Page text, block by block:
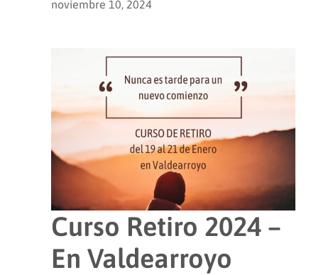
noviembre 10, 2024
Curso Retiro 2024 –
En Valdearroyo